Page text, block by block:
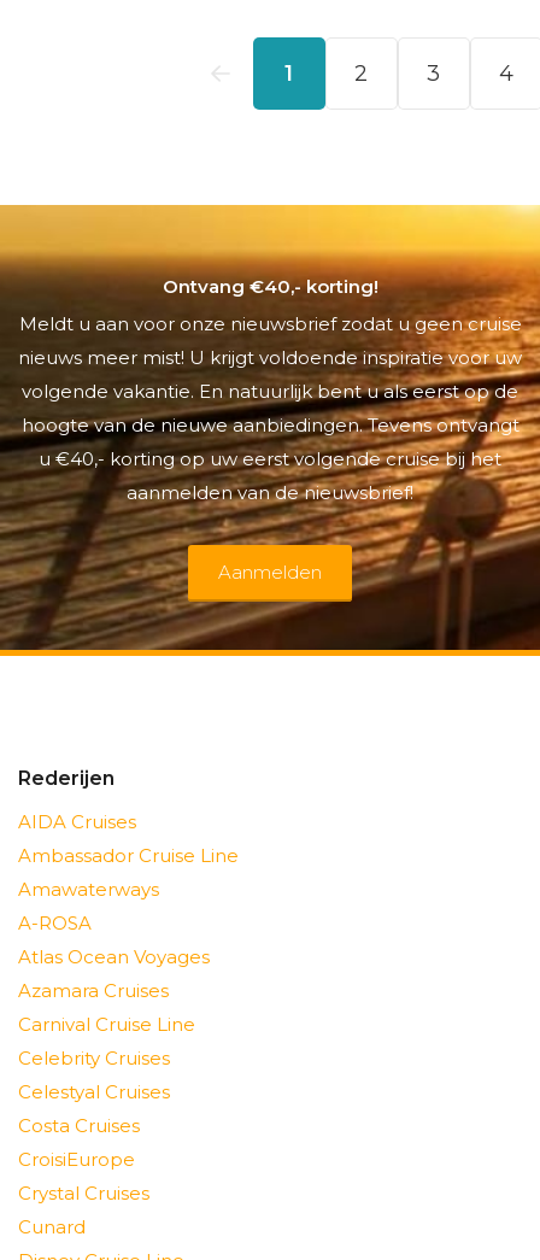
Ontvang €40,- korting!
Meldt u aan voor onze nieuwsbrief zodat u geen cruise
nieuws meer mist! U krijgt voldoende inspiratie voor uw
volgende vakantie. En natuurlijk bent u als eerst op de
hoogte van de nieuwe aanbiedingen. Tevens ontvangt
u €40,- korting op uw eerst volgende cruise bij het
aanmelden van de nieuwsbrief!
Aanmelden
Rederijen
AIDA Cruises
Ambassador Cruise Line
Amawaterways
A-ROSA
Atlas Ocean Voyages
Azamara Cruises
Carnival Cruise Line
Celebrity Cruises
Celestyal Cruises
Costa Cruises
CroisiEurope
Crystal Cruises
Cunard